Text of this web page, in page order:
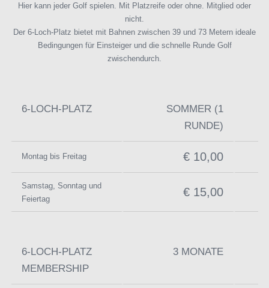
Hier kann jeder Golf spielen. Mit Platzreife oder ohne. Mitglied oder
nicht.
Der 6-Loch-Platz bietet mit Bahnen zwischen 39 und 73 Metern ideale
Bedingungen für Einsteiger und die schnelle Runde Golf
zwischendurch.
6-LOCH-PLATZ
SOMMER (1
RUNDE)
Montag bis Freitag € 10,00
Samstag, Sonntag und
Feiertag
€ 15,00
6-LOCH-PLATZ
MEMBERSHIP
3 MONATE